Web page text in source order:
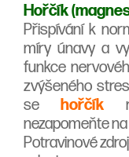
Hořčík
Přispívání k
míry únavy a
funkce
zvýšeného
se
hořčík
nezapomeňte
Potravinové